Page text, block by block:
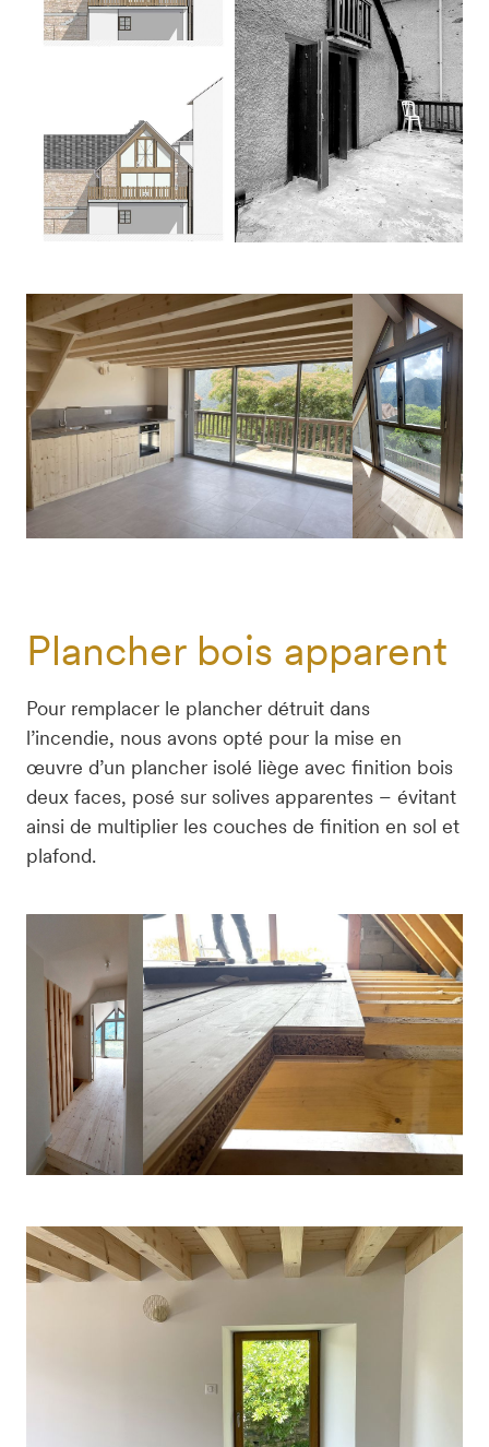
Plancher bois apparent
Pour remplacer le plancher détruit dans
l’incendie, nous avons opté pour la mise en
œuvre d’un plancher isolé liège avec finition bois
deux faces, posé sur solives apparentes – évitant
ainsi de multiplier les couches de finition en sol et
plafond.